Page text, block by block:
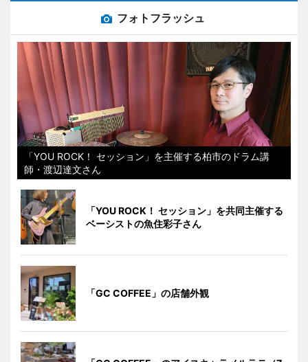
フォトフラッシュ
「YOU ROCK！ セッション」を主催する柏市のドラム講
師・渡辺達文さん
「YOU ROCK！ セッション」を共同主催する
ベーシストの魚住彩子さん
「GC COFFEE」の店舗外観